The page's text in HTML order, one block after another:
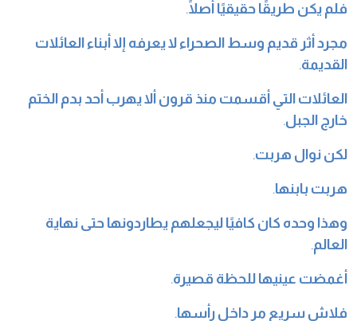
فلم يكن طريقًا حقيقيًا أصلًا.
مجرد أثر قديم وسط الصحراء لا يعرفه إلا أبناء العائلات
القديمة.
العائلات التي أقسمت منذ قرون ألا يهرب أحد بدم الختم
خارج الجبل.
لكن نوال هربت.
هربت بابنها.
وهذا وحده كان كافيًا ليجعلهم يطاردونها حتى نهاية
العالم.
أغمضت عينيها للحظة قصيرة.
فلاش سريع مر داخل رأسها.